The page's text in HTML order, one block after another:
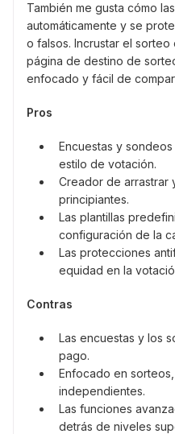
También me gusta cómo
automáticamente y se
o falsos. Incrustar el sorteo
página de destino de
enfocado y fácil de
Pros
Encuestas y
estilo de votación.
Creador de arrastrar
principiantes.
Las plantillas
configuración de la
Las protecciones
equidad en la
Contras
Las encuestas y los
pago.
Enfocado en
independientes.
Las funciones
detrás de niveles